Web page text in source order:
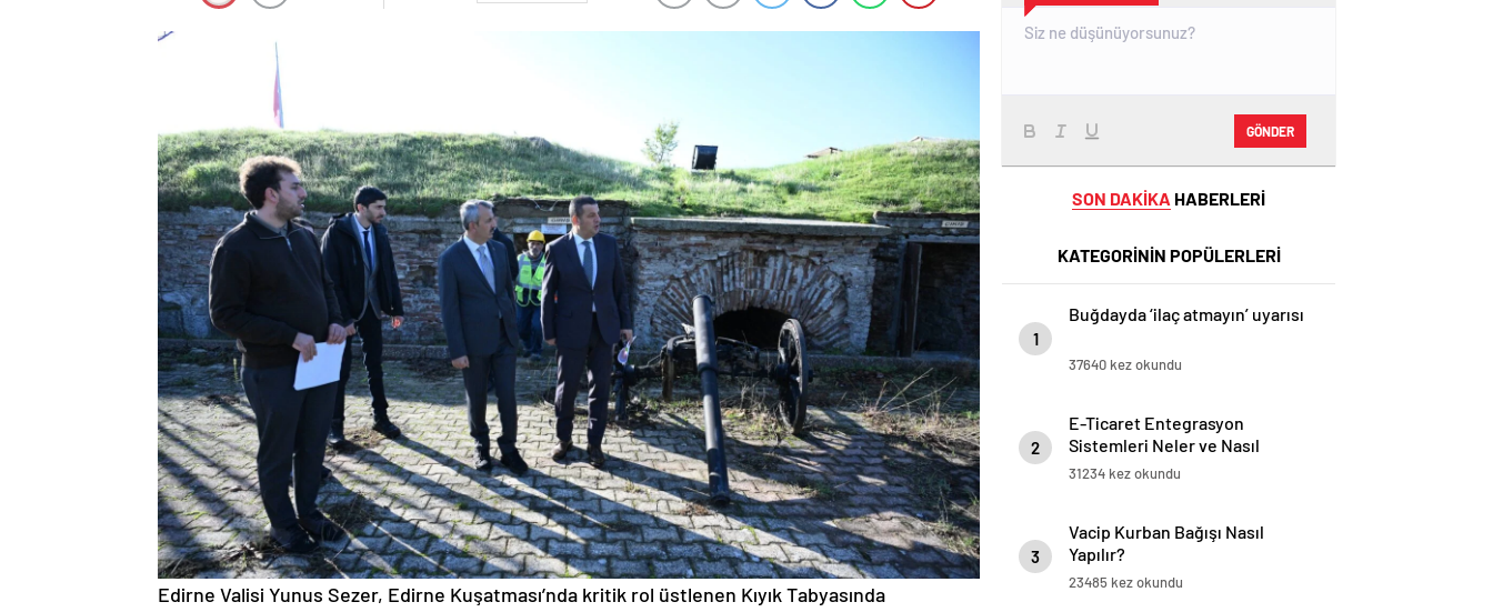
Edirne Valisi Yunus Sezer, Edirne Kuşatması’nda kritik rol üstlenen Kıyık Tabyasında
GÖNDER
SON DAKİKA HABERLERİ
KATEGORİNİN POPÜLERLERİ
1
Buğdayda ‘ilaç atmayın’ uyarısı
37640 kez okundu
2
E-Ticaret Entegrasyon
Sistemleri Neler ve Nasıl
Yapılır?
31234 kez okundu
3
Vacip Kurban Bağışı Nasıl
Yapılır?
23485 kez okundu